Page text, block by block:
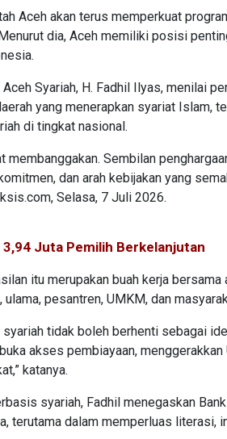
Aceh akan terus memperkuat
dia, Aceh memiliki posisi
Syariah, H. Fadhil Ilyas, menilai
yang menerapkan syariat Islam,
di tingkat nasional.
membanggakan. Sembilan
dan arah kebijakan yang
Selasa, 7 Juli 2026.
Juta Pemilih Berkelanjutan
itu merupakan buah kerja
pesantren, UMKM, dan
tidak boleh berhenti sebagai
akses pembiayaan,
katanya.
syariah, Fadhil menegaskan
terutama dalam memperluas